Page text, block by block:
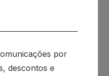
por
descontos e